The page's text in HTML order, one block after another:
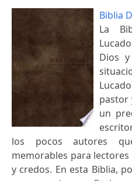
Biblia
La
Dios
pastor
un
los pocos autores
memorables para
y credos. En esta Biblia,